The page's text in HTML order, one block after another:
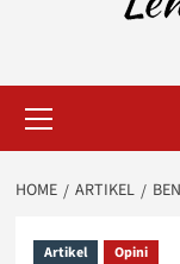
Menu
HOME ARTIKEL
Artikel Opini